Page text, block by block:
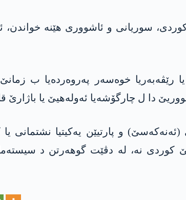
سوریانی و ئاشووری هێنە خواندن،
پەروەردە و فێرکرنێ یا رێڤەبەریا خوەسەر
دا ل چارگۆشەیا ئەولەھیێ یا
و پارتیێن یەکیتیا نشتمانی
نە، لە دڤێت گوھەرتن د سیستەما